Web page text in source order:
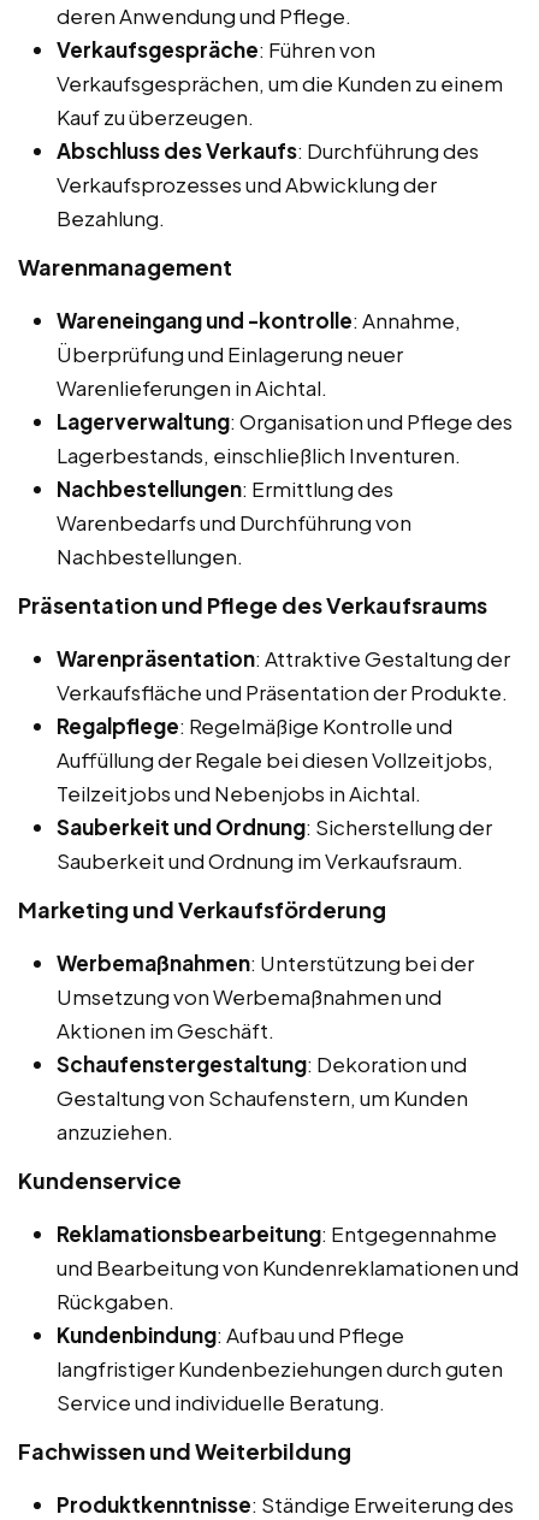
deren Anwendung und Pflege.
Verkaufsgespräche: Führen von
Verkaufsgesprächen, um die Kunden zu einem
Kauf zu überzeugen.
Abschluss des Verkaufs: Durchführung des
Verkaufsprozesses und Abwicklung der
Bezahlung.
Warenmanagement
Wareneingang und -kontrolle: Annahme,
Überprüfung und Einlagerung neuer
Warenlieferungen in Aichtal.
Lagerverwaltung: Organisation und Pflege des
Lagerbestands, einschließlich Inventuren.
Nachbestellungen: Ermittlung des
Warenbedarfs und Durchführung von
Nachbestellungen.
Präsentation und Pflege des Verkaufsraums
Warenpräsentation: Attraktive Gestaltung der
Verkaufsfläche und Präsentation der Produkte.
Regalpflege: Regelmäßige Kontrolle und
Auffüllung der Regale bei diesen Vollzeitjobs,
Teilzeitjobs und Nebenjobs in Aichtal.
Sauberkeit und Ordnung: Sicherstellung der
Sauberkeit und Ordnung im Verkaufsraum.
Marketing und Verkaufsförderung
Werbemaßnahmen: Unterstützung bei der
Umsetzung von Werbemaßnahmen und
Aktionen im Geschäft.
Schaufenstergestaltung: Dekoration und
Gestaltung von Schaufenstern, um Kunden
anzuziehen.
Kundenservice
Reklamationsbearbeitung: Entgegennahme
und Bearbeitung von Kundenreklamationen und
Rückgaben.
Kundenbindung: Aufbau und Pflege
langfristiger Kundenbeziehungen durch guten
Service und individuelle Beratung.
Fachwissen und Weiterbildung
Produktkenntnisse: Ständige Erweiterung des